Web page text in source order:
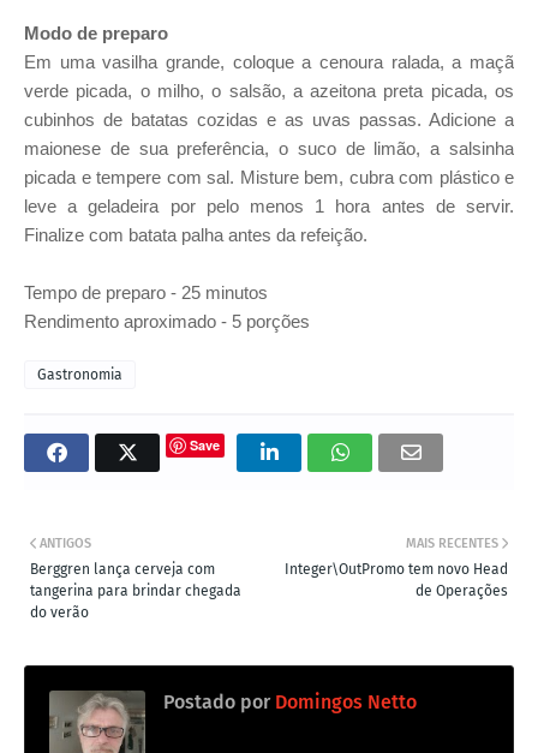
Modo de preparo
Em uma vasilha grande, coloque a cenoura ralada, a maçã
verde picada, o milho, o salsão, a azeitona preta picada, os
cubinhos de batatas cozidas e as uvas passas. Adicione a
maionese de sua preferência, o suco de limão, a salsinha
picada e tempere com sal. Misture bem, cubra com plástico e
leve a geladeira por pelo menos 1 hora antes de servir.
Finalize com batata palha antes da refeição.
Tempo de preparo - 25 minutos
Rendimento aproximado - 5 porções
Gastronomia
Save
MAIS RECENTES
Integer\OutPromo tem novo Head
de Operações
ANTIGOS
Berggren lança cerveja com
tangerina para brindar chegada
do verão
Postado por Domingos Netto